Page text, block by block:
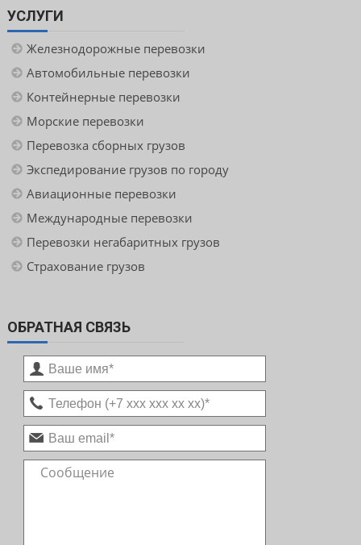
УСЛУГИ
Железнодорожные перевозки
Автомобильные перевозки
Контейнерные перевозки
Морские перевозки
Перевозка сборных грузов
Экспедирование грузов по городу
Авиационные перевозки
Международные перевозки
Перевозки негабаритных грузов
Страхование грузов
ОБРАТНАЯ СВЯЗЬ